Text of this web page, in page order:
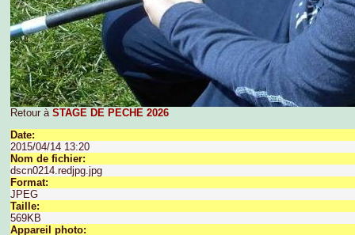
Retour à STAGE DE PECHE 2026
Date:
2015/04/14 13:20
Nom de fichier:
dscn0214.redjpg.jpg
Format:
JPEG
Taille:
569KB
Appareil photo: